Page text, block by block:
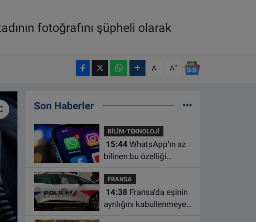
fotoğrafını şüpheli olarak
A- A+
Son Haberler
BİLİM-TEKNOLOJİ
15:44WhatsApp'ın az
bilinen bu özelliği
hale getiriyor
FRANSA
14:38
ayrılığını kabullenmeyen